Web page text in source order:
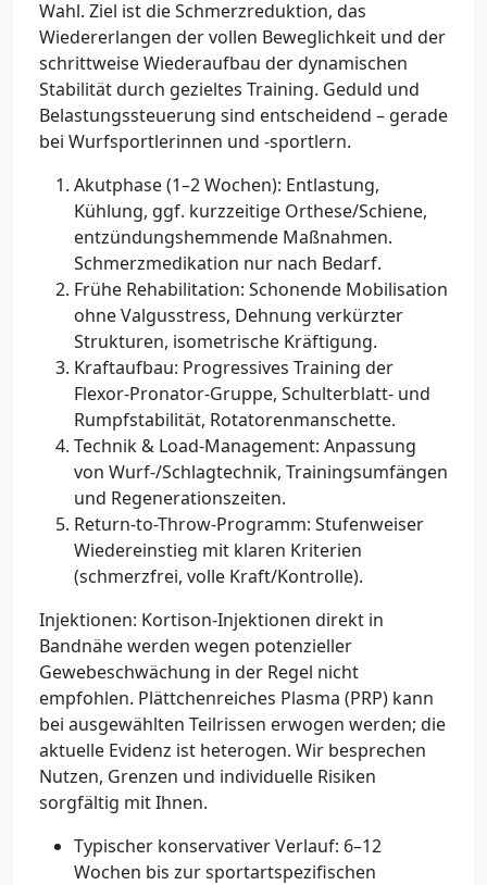
Wahl. Ziel ist die Schmerzreduktion, das
Wiedererlangen der vollen Beweglichkeit und der
schrittweise Wiederaufbau der dynamischen
Stabilität durch gezieltes Training. Geduld und
Belastungssteuerung sind entscheidend – gerade
bei Wurfsportlerinnen und -sportlern.
Akutphase (1–2 Wochen): Entlastung,
Kühlung, ggf. kurzzeitige Orthese/Schiene,
entzündungshemmende Maßnahmen.
Schmerzmedikation nur nach Bedarf.
Frühe Rehabilitation: Schonende Mobilisation
ohne Valgusstress, Dehnung verkürzter
Strukturen, isometrische Kräftigung.
Kraftaufbau: Progressives Training der
Flexor-Pronator-Gruppe, Schulterblatt- und
Rumpfstabilität, Rotatorenmanschette.
Technik & Load-Management: Anpassung
von Wurf-/Schlagtechnik, Trainingsumfängen
und Regenerationszeiten.
Return-to-Throw-Programm: Stufenweiser
Wiedereinstieg mit klaren Kriterien
(schmerzfrei, volle Kraft/Kontrolle).
Injektionen: Kortison-Injektionen direkt in
Bandnähe werden wegen potenzieller
Gewebeschwächung in der Regel nicht
empfohlen. Plättchenreiches Plasma (PRP) kann
bei ausgewählten Teilrissen erwogen werden; die
aktuelle Evidenz ist heterogen. Wir besprechen
Nutzen, Grenzen und individuelle Risiken
sorgfältig mit Ihnen.
Typischer konservativer Verlauf: 6–12
Wochen bis zur sportartspezifischen